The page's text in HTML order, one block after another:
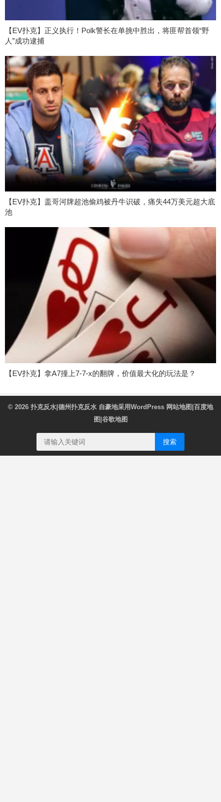
【EV扑克】正义执行！Polk警长在单挑中胜出，将匪帮首领“野
人”成功逮捕
【EV扑克】盖哥河牌超池偷鸡被丹牛识破，痛失44万美元超大底
池
【EV扑克】拿A7撞上7-7-x的翻牌，价值最大化的玩法是？
© 2026 扑克反水|德州扑克反水 自豪地采用WordPress 网站地图 百度地
图 谷歌地图
搜索